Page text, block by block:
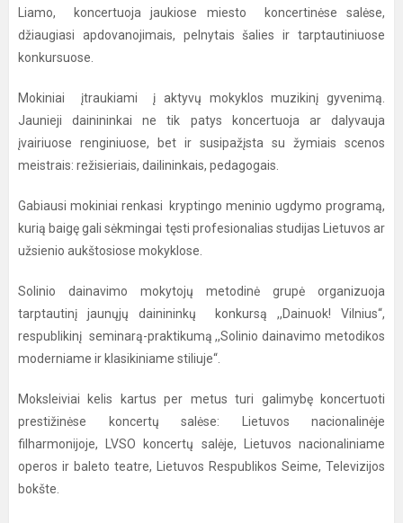
Liamo, koncertuoja jaukiose miesto koncertinėse salėse,
džiaugiasi apdovanojimais, pelnytais šalies ir tarptautiniuose
konkursuose.
Mokiniai įtraukiami į aktyvų mokyklos muzikinį gyvenimą.
Jaunieji dainininkai ne tik patys koncertuoja ar dalyvauja
įvairiuose renginiuose, bet ir susipažįsta su žymiais scenos
meistrais: režisieriais, dailininkais, pedagogais.
Gabiausi mokiniai renkasi kryptingo meninio ugdymo programą,
kurią baigę gali sėkmingai tęsti profesionalias studijas Lietuvos ar
užsienio aukštosiose mokyklose.
Solinio dainavimo mokytojų metodinė grupė organizuoja
tarptautinį jaunųjų dainininkų konkursą ,,Dainuok! Vilnius“,
respublikinį seminarą-praktikumą ,,Solinio dainavimo metodikos
moderniame ir klasikiniame stiliuje“.
Moksleiviai kelis kartus per metus turi galimybę koncertuoti
prestižinėse koncertų salėse: Lietuvos nacionalinėje
filharmonijoje, LVSO koncertų salėje, Lietuvos nacionaliniame
operos ir baleto teatre, Lietuvos Respublikos Seime, Televizijos
bokšte.